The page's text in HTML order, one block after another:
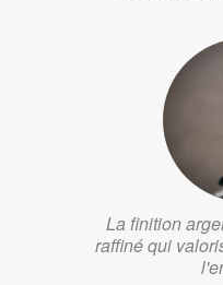
La finition
raffiné qui